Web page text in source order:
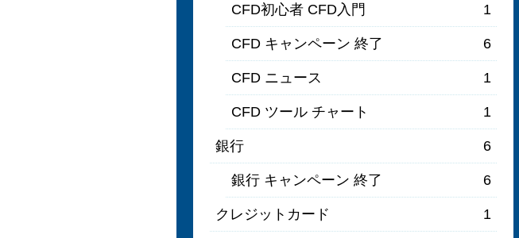
CFD初心者 CFD入門 1
CFD キャンペーン 終了 6
CFD ニュース 1
CFD ツール チャート 1
銀行 6
銀行 キャンペーン 終了 6
クレジットカード 1